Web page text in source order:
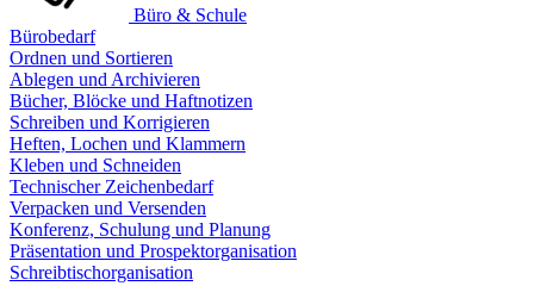
Büro & Schule
Bürobedarf
Ordnen und Sortieren
Ablegen und Archivieren
Bücher, Blöcke und Haftnotizen
Schreiben und Korrigieren
Heften, Lochen und Klammern
Kleben und Schneiden
Technischer Zeichenbedarf
Verpacken und Versenden
Konferenz, Schulung und Planung
Präsentation und Prospektorganisation
Schreibtischorganisation